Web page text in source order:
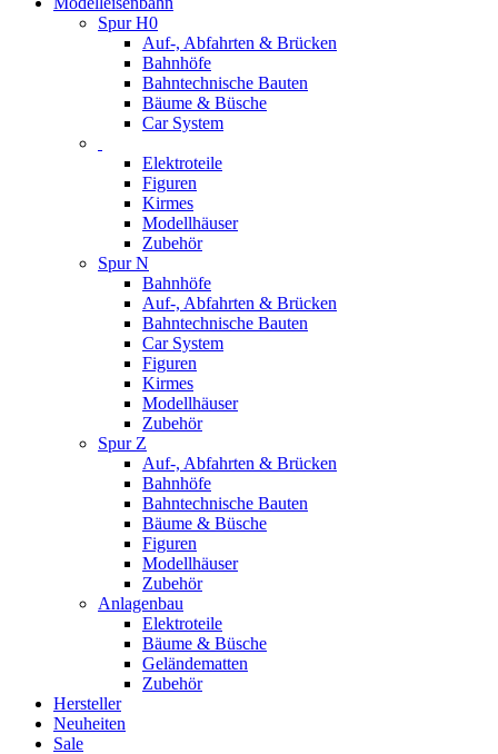
Spur H0
Auf-, Abfahrten & Brücken
Bahnhöfe
Bahntechnische Bauten
Bäume & Büsche
Car System
Elektroteile
Figuren
Kirmes
Modellhäuser
Zubehör
Spur N
Bahnhöfe
Auf-, Abfahrten & Brücken
Bahntechnische Bauten
Car System
Figuren
Kirmes
Modellhäuser
Zubehör
Spur Z
Auf-, Abfahrten & Brücken
Bahnhöfe
Bahntechnische Bauten
Bäume & Büsche
Figuren
Modellhäuser
Zubehör
Anlagenbau
Elektroteile
Bäume & Büsche
Geländematten
Zubehör
Hersteller
Neuheiten
Sale